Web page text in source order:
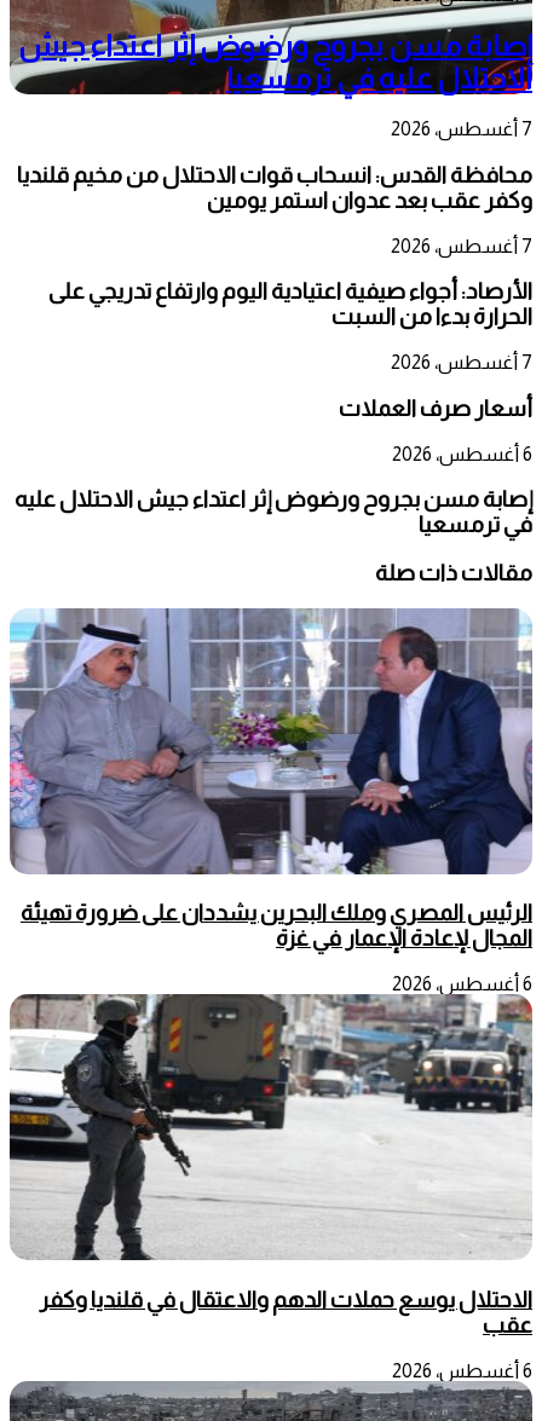
إصابة مسن بجروح ورضوض إثر اعتداء جيش
الاحتلال عليه في ترمسعيا
7 أغسطس، 2026
محافظة القدس: انسحاب قوات الاحتلال من مخيم قلنديا
وكفر عقب بعد عدوان استمر يومين
7 أغسطس، 2026
الأرصاد: أجواء صيفية اعتيادية اليوم وارتفاع تدريجي على
الحرارة بدءا من السبت
7 أغسطس، 2026
أسعار صرف العملات
6 أغسطس، 2026
إصابة مسن بجروح ورضوض إثر اعتداء جيش الاحتلال عليه
في ترمسعيا
مقالات ذات صلة
الرئيس المصري وملك البحرين يشددان على ضرورة تهيئة
المجال لإعادة الإعمار في غزة
6 أغسطس، 2026
الاحتلال يوسع حملات الدهم والاعتقال في قلنديا وكفر
عقب
6 أغسطس، 2026